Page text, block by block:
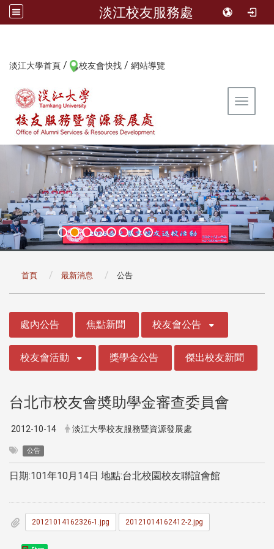
淡江校友服務處
淡江大學首頁 / 校友會快找 / 網站導覽
Toggle
首頁 最新消息 公告
處內公告 焦點新聞 校友會公告
校友會活動 獎學金公告 傑出校友新聞
台北市校友會奬助學金審查委員會
2012-10-14 淡江大學校友服務暨資源發展處
公告
日期:101年10月14日 地點:台北校園校友聯誼會館
20121014162326-1.jpg 20121014162412-2.jpg